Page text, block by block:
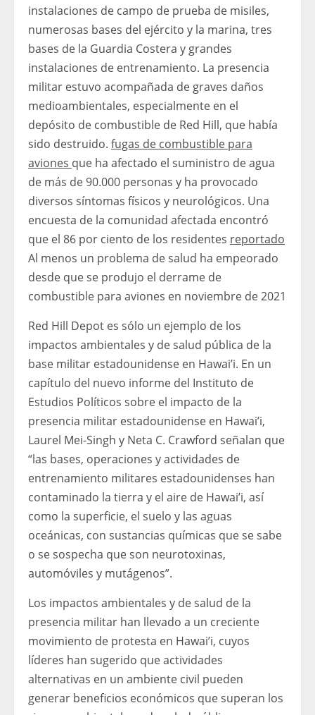
instalaciones de campo de prueba de misiles,
numerosas bases del ejército y la marina, tres
bases de la Guardia Costera y grandes
instalaciones de entrenamiento. La presencia
militar estuvo acompañada de graves daños
medioambientales, especialmente en el
depósito de combustible de Red Hill, que había
sido destruido. fugas de combustible para
aviones que ha afectado el suministro de agua
de más de 90.000 personas y ha provocado
diversos síntomas físicos y neurológicos. Una
encuesta de la comunidad afectada encontró
que el 86 por ciento de los residentes reportado
Al menos un problema de salud ha empeorado
desde que se produjo el derrame de
combustible para aviones en noviembre de 2021
Red Hill Depot es sólo un ejemplo de los
impactos ambientales y de salud pública de la
base militar estadounidense en Hawai’i. En un
capítulo del nuevo informe del Instituto de
Estudios Políticos sobre el impacto de la
presencia militar estadounidense en Hawai’i,
Laurel Mei-Singh y Neta C. Crawford señalan que
“las bases, operaciones y actividades de
entrenamiento militares estadounidenses han
contaminado la tierra y el aire de Hawai’i, así
como la superficie, el suelo y las aguas
oceánicas, con sustancias químicas que se sabe
o se sospecha que son neurotoxinas,
automóviles y mutágenos”.
Los impactos ambientales y de salud de la
presencia militar han llevado a un creciente
movimiento de protesta en Hawai’i, cuyos
líderes han sugerido que actividades
alternativas en un ambiente civil pueden
generar beneficios económicos que superan los